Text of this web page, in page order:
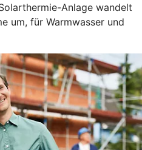
Anlage wandelt
um, für Warmwasser und